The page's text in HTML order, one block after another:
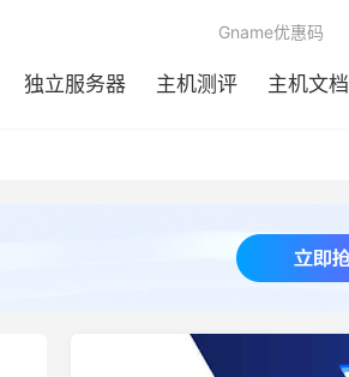
独立服务器 主机测评 主机文档
Gname优惠码